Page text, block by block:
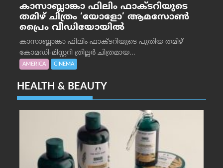
കാസാബ്ലാങ്കാ ഫിലിം ഫാക്ടറിയുടെ
തമിഴ് ചിത്രം ‘യോളോ’ ആമസോൺ
പ്രൈം വീഡിയോയിൽ
കാസാബ്ലാങ്കാ ഫിലിം ഫാക്ടറിയുടെ പുതിയ തമിഴ്
കോമഡി-മിസ്റ്ററി ത്രില്ലർ ചിത്രമായ...
AMERICA CINEMA
HEALTH & BEAUTY